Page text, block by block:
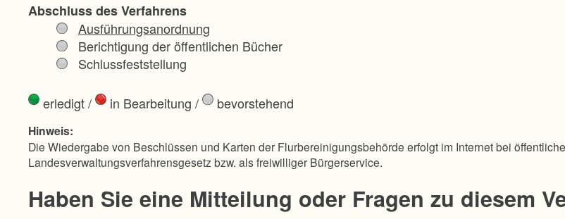
Abschluss des Verfahrens
Ausführungsanordnung
Berichtigung der öffentlichen Bücher
Schlussfeststellung
erledigt/ in Bearbeitung / bevorstehend
Hinweis:
Die Wiedergabe von Beschlüssen und Karten der Flurbereinigungsbehörde erfolgt im Internet bei
Landesverwaltungsverfahrensgesetz bzw. als freiwilliger Bürgerservice.
Haben Sie eine Mitteilung oder Fragen zu diesem